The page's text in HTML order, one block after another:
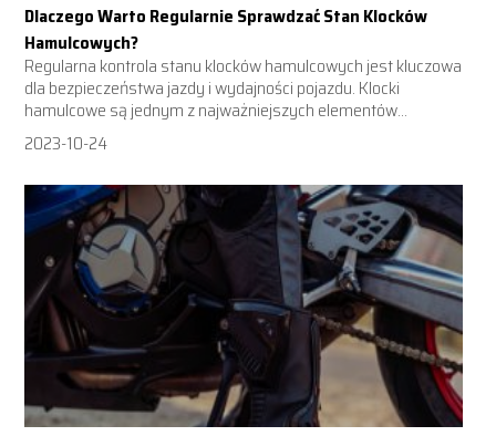
Dlaczego Warto Regularnie Sprawdzać Stan Klocków
Hamulcowych?
Regularna kontrola stanu klocków hamulcowych jest kluczowa
dla bezpieczeństwa jazdy i wydajności pojazdu. Klocki
hamulcowe są jednym z najważniejszych elementów...
2023-10-24